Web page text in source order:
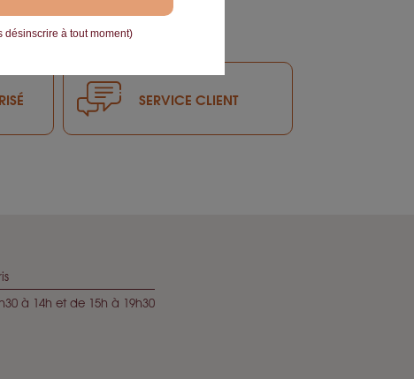
SERVICE CLIENT
à 14h et de 15h à 19h30
désinscrire à tout moment)